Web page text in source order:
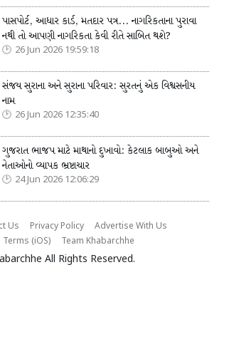
પાસપોર્ટ, આધાર કાર્ડ, મતદાર પત્ર... નાગરિકતાના પુરાવા
નથી તો આપણી નાગરિકતા કેવી રીતે સાબિત થશે?
26 Jun 2026 19:59:18
સંજય સુરાના અને સુરાના પરિવાર: સુરતનું એક વિશ્વસનીય
નામ
26 Jun 2026 12:35:40
ગુજરાત ભાજપ માટે માથાનો દુખાવો: કેટલાક બાબુઓ અને
નેતાઓનો વ્યાપક ભ્રષ્ટાચાર
24 Jun 2026 12:06:29
Us Privacy Policy
Advertise With Us
Terms (iOS) Team Khabarchhe
All Rights Reserved.